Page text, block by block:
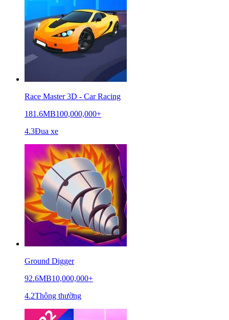
Race Master 3D - Car Racing
181.6MB100,000,000+
4.3Đua xe
Ground Digger
92.6MB10,000,000+
4.2Thông thường